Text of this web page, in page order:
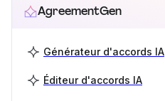
AgreementGen
Générateur d'accords IA
Éditeur d'accords IA